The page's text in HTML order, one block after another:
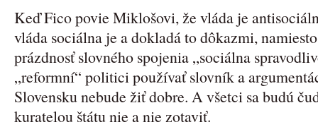
Keď Fico povie Miklošovi, že vláda je
vláda sociálna je a dokladá to dôkazmi,
prázdnosť slovného spojenia „sociálna
„reformní“ politici používať slovník a
Slovensku nebude žiť dobre. A všetci sa budú
kuratelou štátu nie a nie zotaviť.